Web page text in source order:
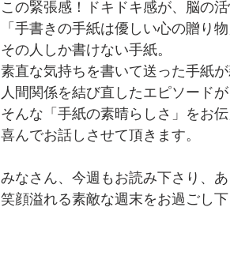
この緊張感！ドキドキ感が、脳の
「手書きの手紙は優しい心の贈り物
その人しか書けない手紙。
素直な気持ちを書いて送った手紙
人間関係を結び直したエピソード
そんな「手紙の素晴らしさ」をお
喜んでお話しさせて頂きます。
みなさん、今週もお読み下さり、あ
笑顔溢れる素敵な週末をお過ごし下